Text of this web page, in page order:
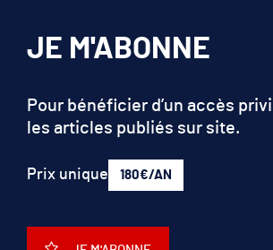
JE M'ABONNE
Pour bénéficier d’un accès
les articles publiés sur site.
Prix unique 180€/AN